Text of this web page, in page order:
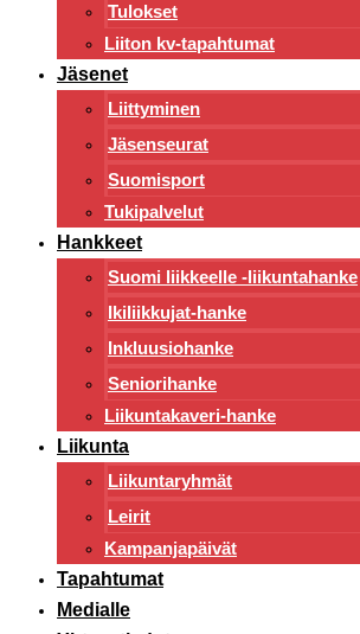
Tulokset
Liiton kv-tapahtumat
Jäsenet
Liittyminen
Jäsenseurat
Suomisport
Tukipalvelut
Hankkeet
Suomi liikkeelle -liikuntahanke
Ikiliikkujat-hanke
Inkluusiohanke
Seniorihanke
Liikuntakaveri-hanke
Liikunta
Liikuntaryhmät
Leirit
Kampanjapäivät
Tapahtumat
Medialle